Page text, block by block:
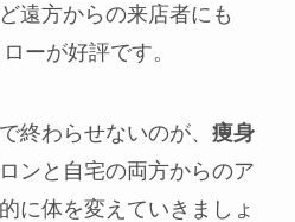
遠方からの来店者にも
ーが好評です。
終わらせないのが、 痩身
ンと自宅の両方からのア
に体を変えていきましょ